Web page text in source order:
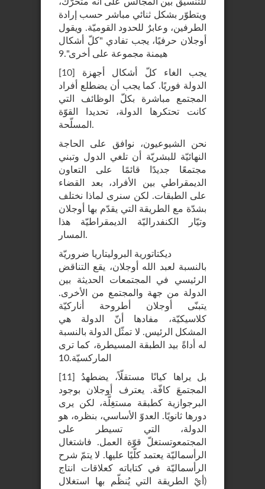
ويتطوّر بشكل ثنائي مباشر حسب إرادة
الطرفين، وعابرٌ للحدود القوميّة. ويقول
أوجلان حرفيًا، يجب تفادي "كلّ أشكال
هيمنة مجموعة على أخرى".9
[10] يجب الغاء كلّ أشكال أجهزة
الدولة فوريًا. كما يجب أن يضطلع أفراد
المجتمع مباشرة بكلّ الوظائف التي
كانت تحتكرها الدولة، تحديدا القوّة
المسلّحة.
نحن الشيوعيون، نوافق على الحاجة
النهائيّة للبشريّة أن تلغي الدول وتبني
مجتمعًا جديدًا قائمًا على التعاون
الديمقراطي بين الأفراد، بعد القضاء
على الطبقات. لكن سنرى لماذا نختلف
بشدّة مع الطريقة التي يقدّم بها أوجلان
وتيّار الكنفدراليّة الديمقراطيّة هذا
المسار.
ديكتاتورية البروليتاريا ضروريّة
بالنسبة لعبد الله أوجلان، يقع التناقض
الرئيسي في المجتمعات الحديثة بين
الدولة من جهة والمجتمع من الأخرى.
يتبنّى أوجلان أطروحة أناركيّة
كلاسيكيّة، مفادها أنّ الدولة هي
المشكل الرئيس. لا تمثّل الدولة بالنسبة
له أداةً بيد الطبقة المسيطرة، كما ترى
الماركسيّة.10
[11 ]بل يراها كيانًا مستقلّاً، يضطهدُ
المجتمعَ كافّة. يعترف أوجلان بوجود
البرجوازية كطبقة مستغِلَّة، لكن يرى
دورها ثانويًا. العدوّ الأساسي، بنظره، هو
الدولة، التي تسيطر على
المجتمعوتستغلّ قوّة العمل. فاشتغال
الرأسماليّة يعتمد كلّيًا عليها. لا يتمّ شرح
الرأسماليّة في كتاباته كعلاقات انتاج
(أيْ الطريقة التي يُنظّم بها استغلال